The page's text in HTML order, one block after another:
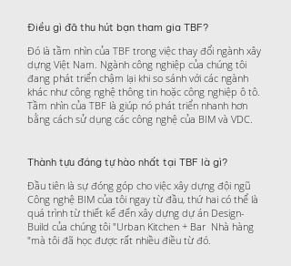
Điều gì đã thu hút bạn tham gia TBF?
Đó là tầm nhìn của TBF trong việc thay đổi ngành xây
dựng Việt Nam. Ngành công nghiệp của chúng tôi
đang phát triển chậm lại khi so sánh với các ngành
khác như công nghệ thông tin hoặc công nghiệp ô tô.
Tầm nhìn của TBF là giúp nó phát triển nhanh hơn
bằng cách sử dụng các công nghệ của BIM và VDC.
Thành tựu đáng tự hào nhất tại TBF là gì?
Đầu tiên là sự đóng góp cho việc xây dựng đội ngũ
Công nghệ BIM của tôi ngay từ đầu, thứ hai có thể là
quá trình từ thiết kế đến xây dựng dự án Design-
Build của chúng tôi "Urban Kitchen + Bar Nhà hàng
"mà tôi đã học được rất nhiều điều từ đó.